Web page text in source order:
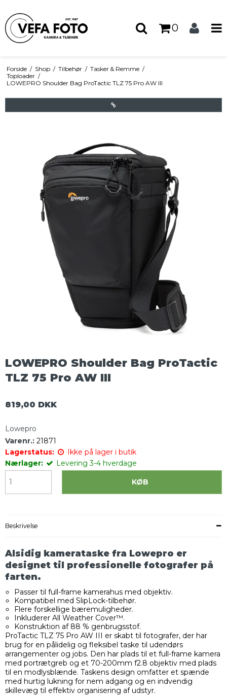
0
Forside / Shop / Tilbehør / Tasker & Remme /
Toploader /
LOWEPRO Shoulder Bag ProTactic TLZ 75 Pro AW III
LOWEPRO Shoulder Bag ProTactic
TLZ 75 Pro AW III
819,00 DKK
Lowepro
Varenr.: 21871
Lagerstatus:
Ikke på lager i butik
Nærlager:
Levering 3-4 hverdage
KØB
Beskrivelse
Alsidig kamerataske fra Lowepro er
designet til professionelle fotografer på
farten.
Passer til full-frame kamerahus med objektiv.
Kompatibel med SlipLock-tilbehør.
Flere forskellige bæremuligheder.
Inkluderer All Weather Cover™.
Konstruktion af 88 % genbrugsstof.
ProTactic TLZ 75 Pro AW III er skabt til fotografer, der har
brug for en pålidelig og fleksibel taske til udendørs
arrangementer og jobs. Den har plads til et full-frame kamera
med portrætgreb og et 70-200mm f2.8 objektiv med plads
til en modlysblænde. Taskens design omfatter et spænde
med hurtig lukning for nem adgang og en indvendig
skillevæg til effektiv organisering af udstyr.